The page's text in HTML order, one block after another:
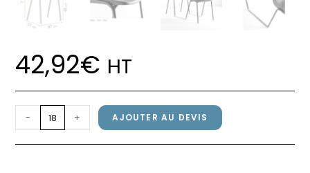
42,92€ HT
quantité
de
Chaise
- + AJOUTER AU DEVIS